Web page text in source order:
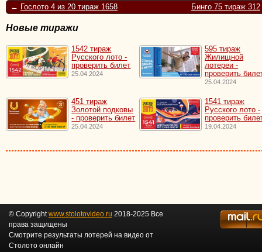
← Гослото 4 из 20 тираж 1658 Бинго 75 тираж 312
Новые тиражи
1542 тираж
Русского лото -
проверить билет
25.04.2024
595 тираж
Жилищной
лотереи -
проверить
25.04.2024
451 тираж
Золотой подковы
- проверить билет
25.04.2024
1541 тираж
Русского лото -
проверить
19.04.2024
© Copyrightwww.stolotovideo.ru 2018-2025 Все
права защищены
Смотрите результаты лотерей на видео от
Столото онлайн